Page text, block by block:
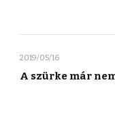
2019/05/16
A szürke már